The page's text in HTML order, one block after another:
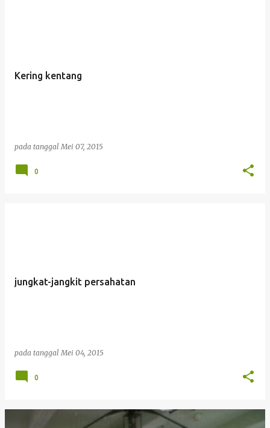
Kering kentang
pada tanggalMei 07, 2015
0
jungkat-jangkit persahatan
pada tanggalMei 04, 2015
0